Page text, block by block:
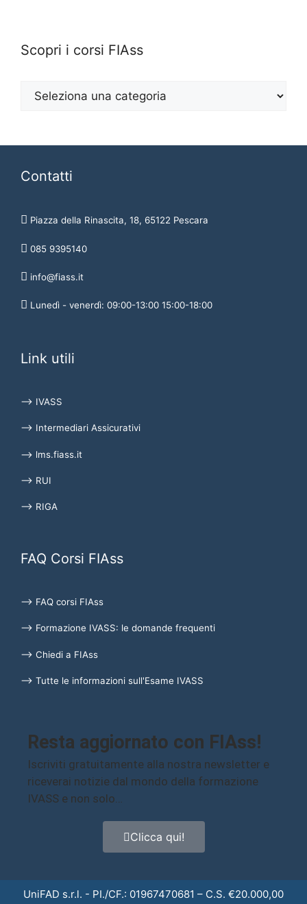
Scopri i corsi FIAss
Contatti
Piazza della Rinascita, 18, 65122 Pescara
085 9395140
info@fiass.it
Lunedì - venerdì: 09:00-13:00 15:00-18:00
Link utili
⟶ IVASS
⟶ Intermediari Assicurativi
⟶ lms.fiass.it
⟶ RUI
⟶ RIGA
FAQ Corsi FIAss
⟶ FAQ corsi FIAss
⟶ Formazione IVASS: le domande frequenti
⟶ Chiedi a FIAss
⟶ Tutte le informazioni sull'Esame IVASS
Resta aggiornato con FIAss!
Iscriviti gratuitamente alla nostra newsletter e
riceverai notizie dal mondo della formazione
IVASS e non solo…
Clicca qui!
UniFAD s.r.l. - PI./CF.: 01967470681 – C.S. €20.000,00